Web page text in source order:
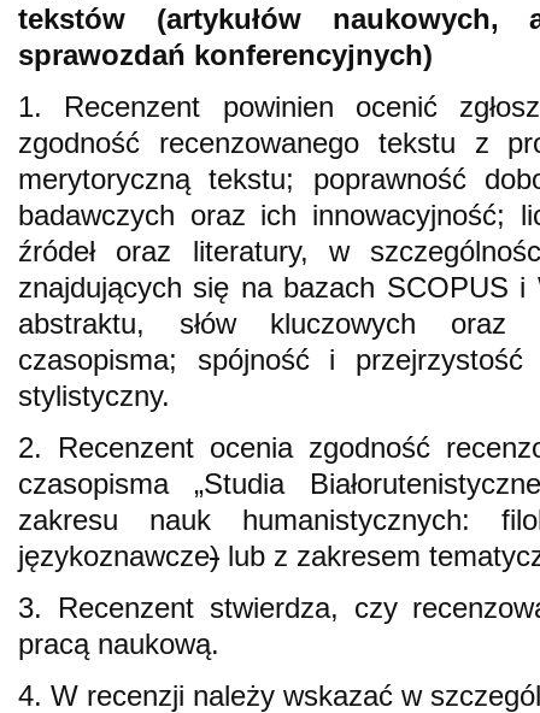
tekstów (artykułów naukowych,
sprawozdań konferencyjnych)
1. Recenzent powinien ocenić
zgodność recenzowanego tekstu z
merytoryczną tekstu; poprawność
badawczych oraz ich innowacyjność;
źródeł oraz literatury, w
znajdujących się na bazach SCOPUS
abstraktu, słów kluczowych oraz
czasopisma; spójność i
stylistyczny.
2. Recenzent ocenia zgodność
czasopisma „Studia
zakresu nauk humanistycznych:
językoznawcze) lub z zakresem
3. Recenzent stwierdza, czy
pracą naukową.
4. W recenzji należy wskazać w